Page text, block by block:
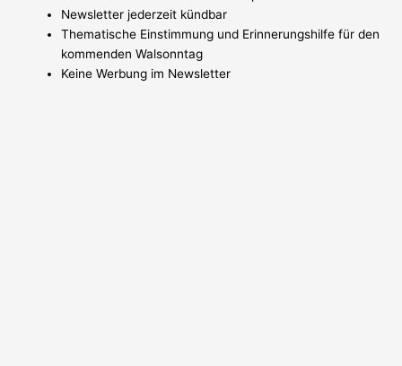
Newsletter jederzeit kündbar
Thematische Einstimmung und Erinnerungshilfe für den
kommenden Walsonntag
Keine Werbung im Newsletter